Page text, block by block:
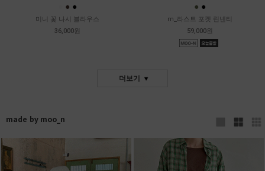
● ●
미니 꽃 나시 블라우스
36,000원
● ●
m_라스트 포켓 린넨티
59,000원
더보기
made by moo_n